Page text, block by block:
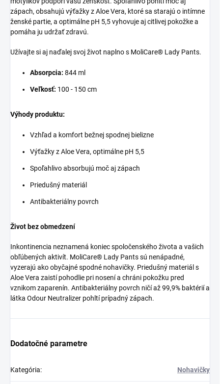
zápach, obsahujú výťažky z Aloe Vera, ktoré sa starajú o intímne
ženské partie, a optimálne pH 5,5 vyhovuje aj citlivej pokožke a
pomáha ju udržať zdravú.
Užívajte si aj naďalej svoj život naplno s MoliCare® Lady Pants.
Absorpcia: 844 ml
Veľkosť: 100 - 150 cm
Výhody produktu:
Vzhľad a komfort bežnej spodnej bielizne
Výťažky z Aloe Vera, optimálne pH 5,5
Spoľahlivo absorbujú moč aj zápach
Priedušný materiál
Antibakteriálny povrch
Život bez obmedzení
Inkontinencia neznamená koniec spoločenského života a vašich
obľúbených aktivít. MoliCare® Lady Pants sú nenápadné,
vyzerajú ako obyčajné spodné nohavičky. Priedušný materiál s
Aloe Vera zaistí pohodlie pri nosení a chráni pokožku pred
vznikom zaparenín. Antibakteriálny povrch ničí až 99,9% baktérií a
látka Odour Neutralizer pohltí prípadný zápach.
Dodatočné parametre
Kategória: Nohavičky